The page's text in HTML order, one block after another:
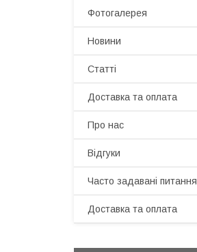
Фотогалерея
Новини
Статті
Доставка та оплата
Про нас
Відгуки
Часто задавані питання
Доставка та оплата